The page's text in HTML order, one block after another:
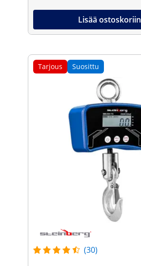
Lisää ostoskoriin
Tarjous Suosittu
(30)